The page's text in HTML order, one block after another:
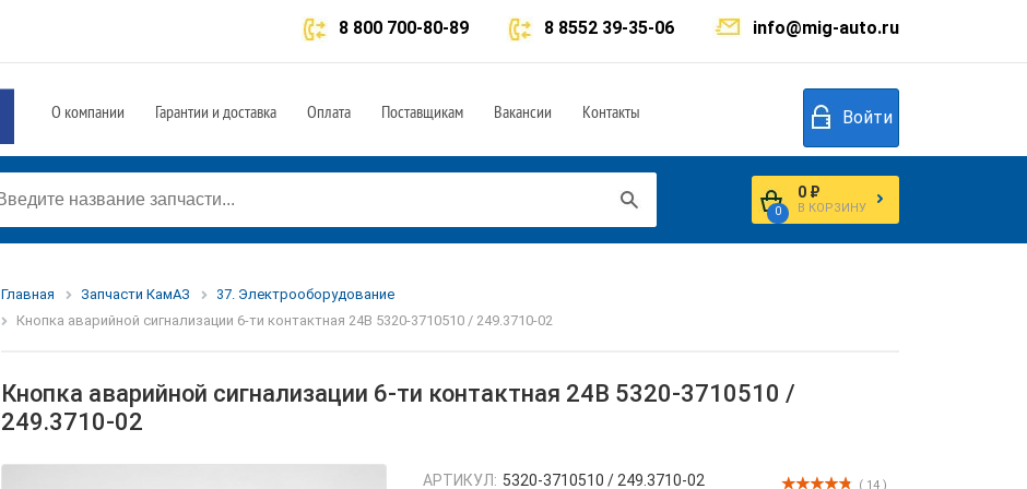
info@mig-auto.ru
8 8552 39-35-06
8 800 700-80-89
О компании Гарантии и доставка Оплата Поставщикам Вакансии Контакты Войти
0
0 ₽
В КОРЗИНУ
Главная Запчасти КамАЗ
37. Электрооборудование
Кнопка аварийной сигнализации 6-ти контактная 24В 5320-3710510 / 249.3710-02
Кнопка аварийной сигнализации 6-ти контактная 24В 5320-3710510 /
249.3710-02
( 14 )
АРТИКУЛ: 5320-3710510 / 249.3710-02